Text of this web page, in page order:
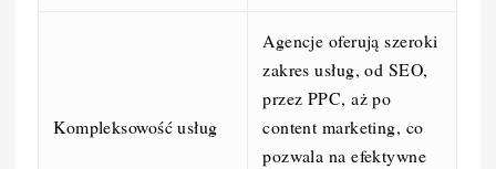
Kompleksowość usług
Agencje oferują szeroki
zakres usług, od SEO,
przez PPC, aż po
content marketing, co
pozwala na efektywne